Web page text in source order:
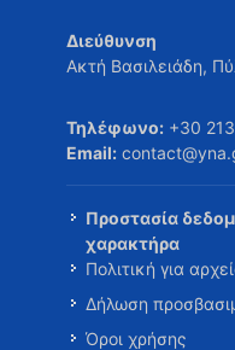
Διεύθυνση
Ακτή Βασιλειάδη,
Τηλέφωνο: +30
Email:
Προστασία
χαρακτήρα
Πολιτική για
Δήλωση
Όροι χρήσης